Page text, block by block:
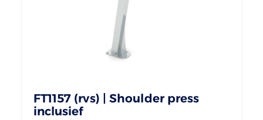
FT1157 (rvs) | Shoulder press
inclusief